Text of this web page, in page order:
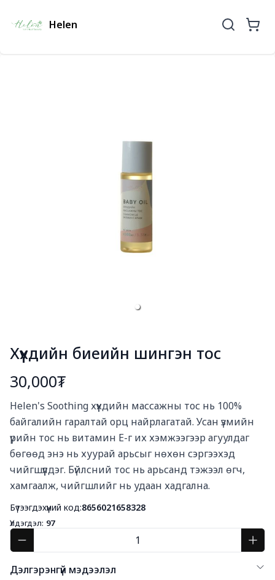
Helen
Хүүхдийн биеийн шингэн тос
30,000₮
Helen's Soothing хүүхдийн массажны тос нь 100%
байгалийн гаралтай орц найрлагатай. Усан үзмийн
үрийн тос нь витамин Е-г их хэмжээгээр агуулдаг
бөгөөд энэ нь хуурай арьсыг нөхөн сэргээхэд
чийгшүүлдэг. Бүйлсний тос нь арьсанд тэжээл өгч,
хамгаалж, чийгшлийг нь удаан хадгална.
Бүтээгдэхүүний код:8656021658328
Үлдэгдэл: 97
Дэлгэрэнгүй мэдээлэл